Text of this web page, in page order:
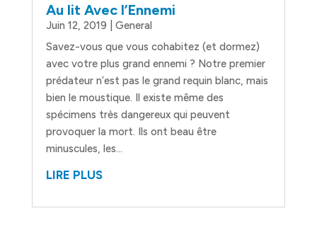
Au lit Avec l’Ennemi
Juin 12, 2019
General
Savez-vous que vous cohabitez (et dormez)
avec votre plus grand ennemi ? Notre premier
prédateur n’est pas le grand requin blanc, mais
bien le moustique. Il existe même des
spécimens très dangereux qui peuvent
provoquer la mort. Ils ont beau être
minuscules, les...
LIRE PLUS